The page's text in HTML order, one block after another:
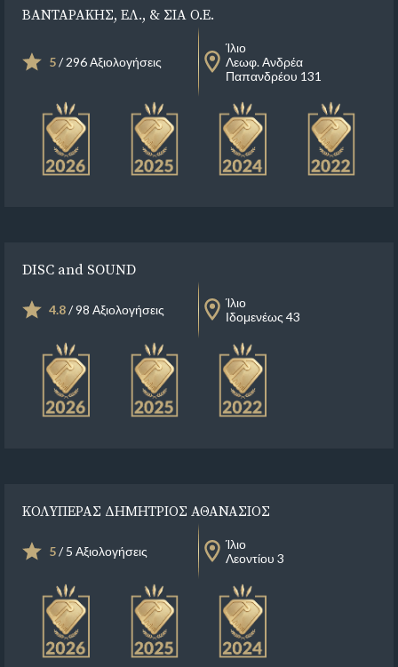
ΒΑΝΤΑΡΑΚΗΣ, ΕΛ., & ΣΙΑ Ο.Ε.
5/ 296 Αξιολογήσεις
Ίλιο
Λεωφ. Ανδρέα
Παπανδρέου 131
DISC and SOUND
4.8/ 98 Αξιολογήσεις
Ίλιο
Ιδομενέως 43
ΚΟΛΥΠΕΡΑΣ ΔΗΜΗΤΡΙΟΣ ΑΘΑΝΑΣΙΟΣ
5/ 5 Αξιολογήσεις
Ίλιο
Λεοντίου 3